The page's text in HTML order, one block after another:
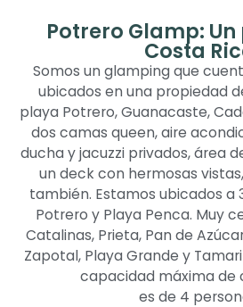
Potrero Glamp:
Costa
Somos un glamping que
ubicados en una propiedad
playa Potrero, Guanacaste,
dos camas queen, aire
ducha y jacuzzi privados, área
un deck con hermosas
también. Estamos ubicados a
Potrero y Playa Penca. Muy
Catalinas, Prieta, Pan de
Zapotal, Playa Grande y
capacidad máxima de
es de 4